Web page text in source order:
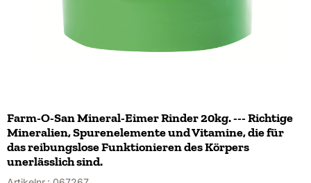
Farm-O-San Mineral-Eimer Rinder 20kg. --- Richtige
Mineralien, Spurenelemente und Vitamine, die für
das reibungslose Funktionieren des Körpers
unerlässlich sind.